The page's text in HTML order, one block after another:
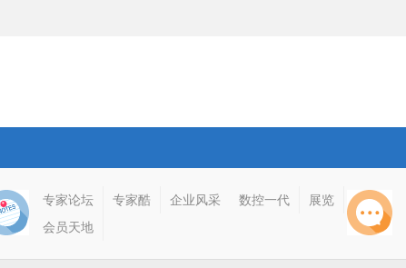
专家论坛 专家酷 企业风采 数控一代
展览
会员天地